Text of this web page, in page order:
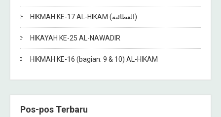
HIKMAH KE-17 AL-HIKAM (العطائية)
HIKAYAH KE-25 AL-NAWADIR
HIKMAH KE-16 (bagian: 9 & 10) AL-HIKAM
Pos-pos Terbaru